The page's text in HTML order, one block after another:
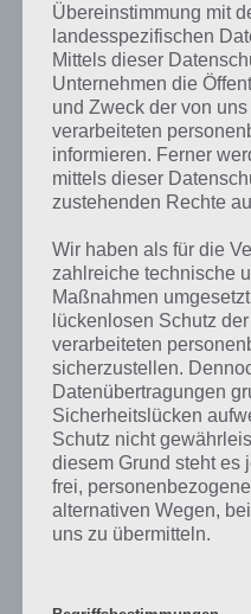
Escape Action Level
Alle 5 Level gibt es in Escape
kommt man nur in den
hat. Dabei wird unten ein
Zur Lösung von Escape Action
innerhalb dieser Zeit zum
Escape Action Level
In Level 6 von Escape Action
werden. Wie zu sehen spiegelt
muss man diesen Code auf die
Die Lösung lautet: 916.
Wischen nach oben.
Escape Action Level
Übereinstimmung mit
landesspezifischen
Mittels dieser
Unternehmen die
und Zweck der von
verarbeiteten
informieren. Ferner
mittels dieser
zustehenden Rechte
Wir haben als für die
zahlreiche technische
Maßnahmen
lückenlosen Schutz
verarbeiteten
sicherzustellen.
Datenübertragungen
Sicherheitslücken
Schutz nicht
diesem Grund steht es
frei,
alternativen Wegen,
uns zu übermitteln.